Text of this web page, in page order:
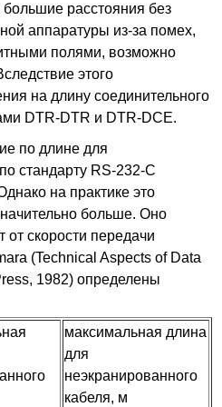
расстояния без
аппаратуры из-за помех,
полями, возможно
этого
на длину соединительного
DTR-DTR и DTR-DCE.
по длине для
стандарту RS-232-C
на практике это
больше. Оно
от скорости передачи
(Technical Aspects of Data
1982) определены
максимальная длина
для
неэкранированного
кабеля, м